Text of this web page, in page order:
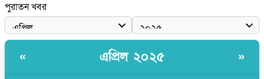
পুরাতন খবর
« এপ্রিল ২০২৫ »